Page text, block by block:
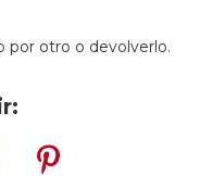
por otro o devolverlo.